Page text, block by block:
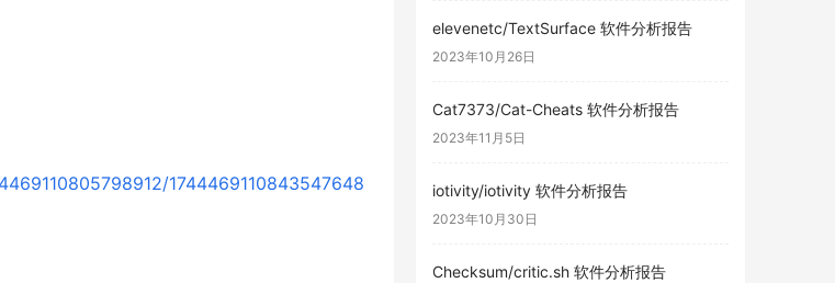
1744469110843547648
elevenetc/TextSurface 软件分析报告
2023年10月26日
Cat7373/Cat-Cheats 软件分析报告
2023年11月5日
iotivity/iotivity 软件分析报告
2023年10月30日
Checksum/critic.sh 软件分析报告